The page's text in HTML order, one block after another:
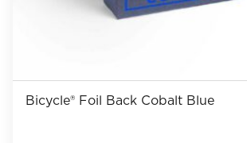
Bicycle® Foil Back Cobalt Blue